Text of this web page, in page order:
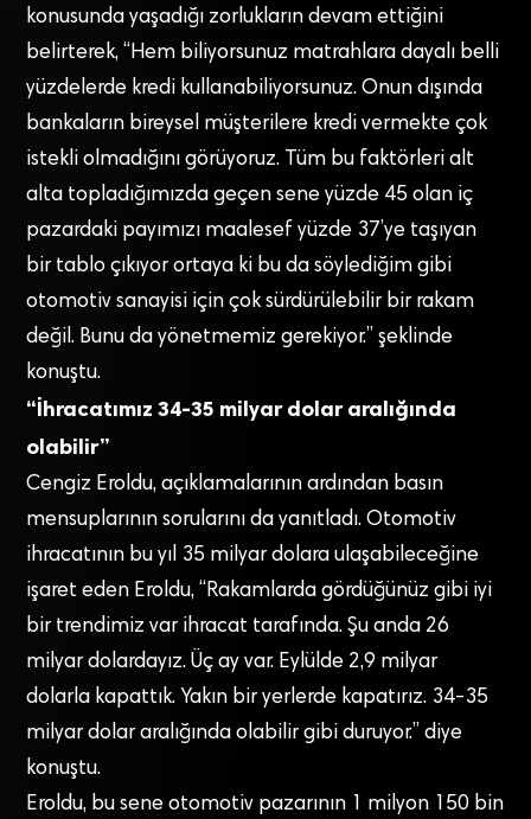
konusunda yaşadığı zorlukların devam ettiğini
belirterek, “Hem biliyorsunuz matrahlara dayalı belli
yüzdelerde kredi kullanabiliyorsunuz. Onun dışında
bankaların bireysel müşterilere kredi vermekte çok
istekli olmadığını görüyoruz. Tüm bu faktörleri alt
alta topladığımızda geçen sene yüzde 45 olan iç
pazardaki payımızı maalesef yüzde 37’ye taşıyan
bir tablo çıkıyor ortaya ki bu da söylediğim gibi
otomotiv sanayisi için çok sürdürülebilir bir rakam
değil. Bunu da yönetmemiz gerekiyor.” şeklinde
konuştu.
“İhracatımız 34-35 milyar dolar aralığında
olabilir”
Cengiz Eroldu, açıklamalarının ardından basın
mensuplarının sorularını da yanıtladı. Otomotiv
ihracatının bu yıl 35 milyar dolara ulaşabileceğine
işaret eden Eroldu, “Rakamlarda gördüğünüz gibi iyi
bir trendimiz var ihracat tarafında. Şu anda 26
milyar dolardayız. Üç ay var. Eylülde 2,9 milyar
dolarla kapattık. Yakın bir yerlerde kapatırız. 34-35
milyar dolar aralığında olabilir gibi duruyor.” diye
konuştu.
Eroldu, bu sene otomotiv pazarının 1 milyon 150 bin